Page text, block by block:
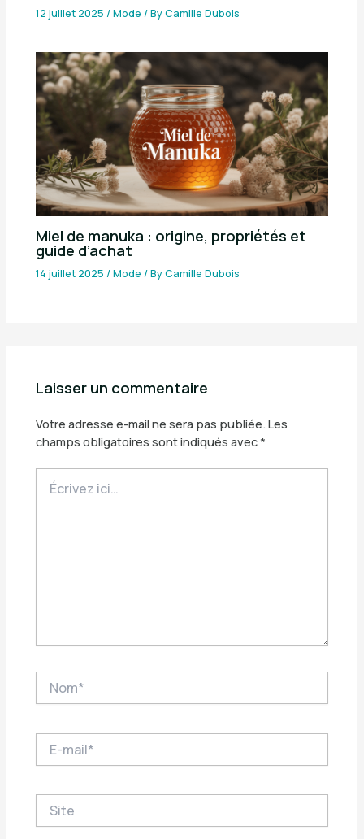
12 juillet 2025/Mode / ByCamille Dubois
Miel de manuka : origine, propriétés et
guide d’achat
14 juillet 2025/Mode / ByCamille Dubois
Laisser un commentaire
Votre adresse e-mail ne sera pas publiée. Les
champs obligatoires sont indiqués avec *
ici…
mail*